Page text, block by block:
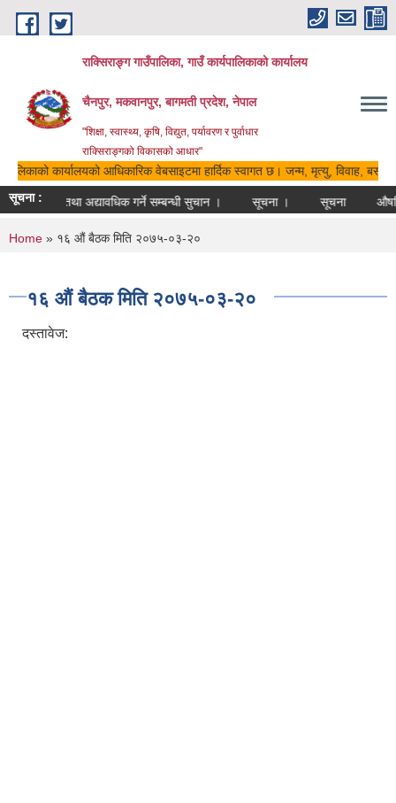
Skip to main content
राक्सिराङ्ग गाउँपालिका, गाउँ कार्यपालिकाको कार्यालय
चैनपुर, मकवानपुर, बागमती प्रदेश, नेपाल
"शिक्षा, स्वास्थ्य, कृषि, विद्युत, पर्यावरण र पुर्वाधार
राक्सिराङ्गको विकासको आधार"
कार्यालयको आधिकारिक वेबसाइटमा हार्दिक स्वागत छ। जन्म, मृत्यु, विवाह,
सूचना :
सूचीमा दर्ता तथा अद्यावधिक गर्ने सम्बन्धी सुचान । सूचना । सूचना
You are here
Home » १६ औं बैठक मिति २०७५-०३-२०
१६ औं बैठक मिति २०७५-०३-२०
दस्तावेज: